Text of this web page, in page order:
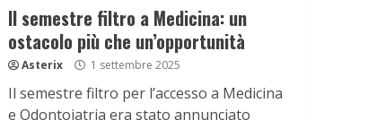
Il semestre filtro a Medicina: un
ostacolo più che un’opportunità
Asterix 1 settembre 2025
Il semestre filtro per l’accesso a Medicina
e Odontoiatria era stato annunciato